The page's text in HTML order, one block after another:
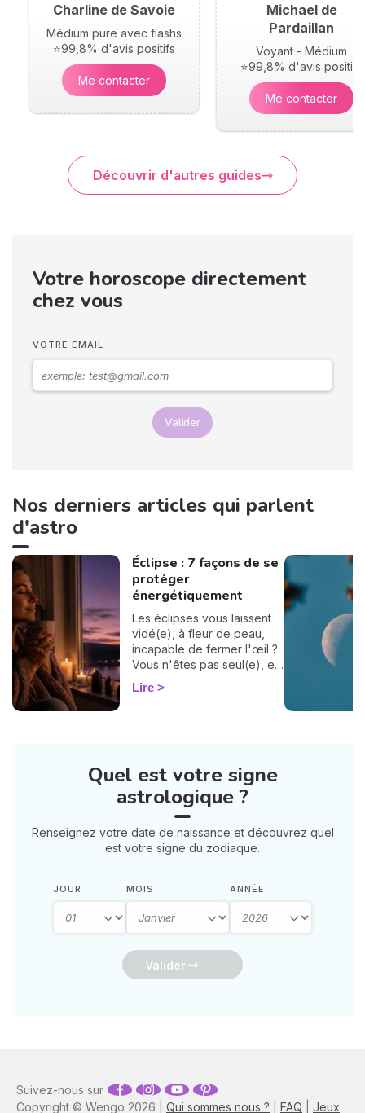
Charline de Savoie
Médium pure avec flashs
⭐99,8% d'avis positifs
Me contacter
Michael de
Pardaillan
Voyant - Médium
⭐99,8% d'avis positifs
Me contacter
Découvrir d'autres guides
Votre horoscope directement
chez vous
VOTRE EMAIL
Valider
Nos derniers articles qui parlent
d'astro
Éclipse : 7 façons de se
protéger
énergétiquement
Les éclipses vous laissent
vidé(e), à fleur de peau,
incapable de fermer l'œil ?
Vous n'êtes pas seul(e), et
surtout : ça se traverse en
douceur. Voici 7 gestes
intérieur. 🛡️🌒
Lire
Quel est votre signe
astrologique ?
Renseignez votre date de naissance et découvrez quel
est votre signe du zodiaque.
JOUR MOIS ANNÉE
Valider
Copyright © Wengo 2026 | Qui sommes nous ? FAQ Jeux
Suivez-nous sur